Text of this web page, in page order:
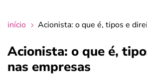
crédito fácil
início Acionista: o que é, tipos e
Acionista: o que é,
nas empresas